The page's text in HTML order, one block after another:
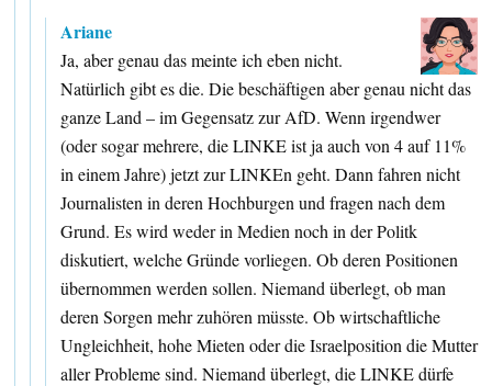
Ariane
Ja, aber genau das meinte ich eben nicht.
Natürlich gibt es die. Die beschäftigen aber genau nicht das
ganze Land – im Gegensatz zur AfD. Wenn irgendwer
(oder sogar mehrere, die LINKE ist ja auch von 4 auf 11%
in einem Jahre) jetzt zur LINKEn geht. Dann fahren nicht
Journalisten in deren Hochburgen und fragen nach dem
Grund. Es wird weder in Medien noch in der Politk
diskutiert, welche Gründe vorliegen. Ob deren Positionen
übernommen werden sollen. Niemand überlegt, ob man
deren Sorgen mehr zuhören müsste. Ob wirtschaftliche
Ungleichheit, hohe Mieten oder die Israelposition die Mutter
aller Probleme sind. Niemand überlegt, die LINKE dürfe